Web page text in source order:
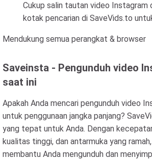
Cukup salin tautan video Instagram
kotak pencarian di SaveVids.to
Mendukung semua perangkat & browser
Saveinsta - Pengunduh video
saat ini
Apakah Anda mencari pengunduh video
untuk penggunaan jangka panjang?
yang tepat untuk Anda. Dengan
kualitas tinggi, dan antarmuka yang
membantu Anda mengunduh dan